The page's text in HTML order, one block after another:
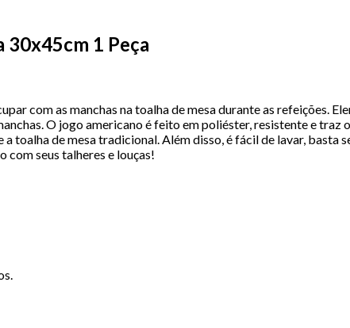
30x45cm 1 Peça
com as manchas na toalha de mesa durante as refeições.
O jogo americano é feito em poliéster, resistente e traz
toalha de mesa tradicional. Além disso, é fácil de lavar, basta
seus talheres e louças!